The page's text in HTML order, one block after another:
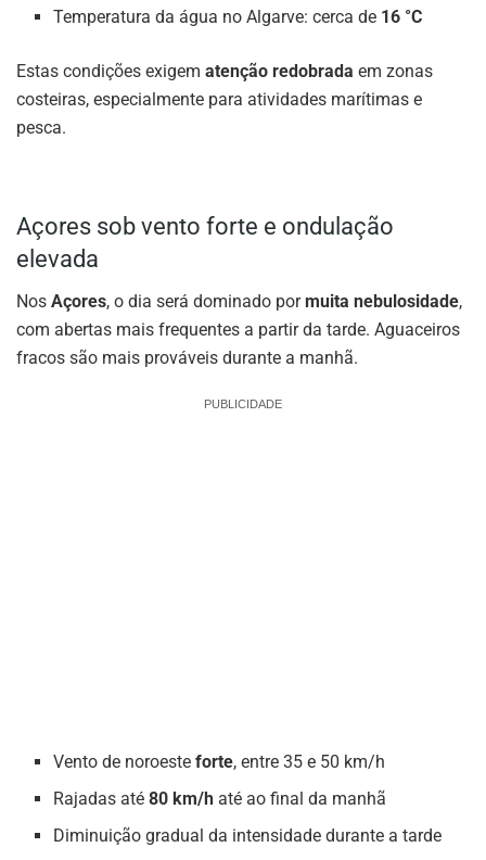
Temperatura da água no Algarve: cerca de 16 °C
Estas condições exigem atenção redobrada em zonas
costeiras, especialmente para atividades marítimas e
pesca.
Açores sob vento forte e ondulação
elevada
Nos Açores, o dia será dominado pormuita nebulosidade,
com abertas mais frequentes a partir da tarde. Aguaceiros
fracos são mais prováveis durante a manhã.
PUBLICIDADE
Vento de noroesteforte, entre 35 e 50 km/h
Rajadas até80 km/h até ao final da manhã
Diminuição gradual da intensidade durante a tarde